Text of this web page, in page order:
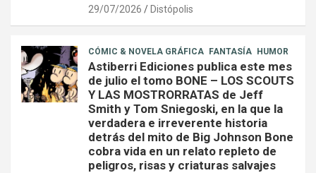
29/07/2026 Distópolis
CÓMIC & NOVELA GRÁFICA FANTASÍA HUMOR
Astiberri Ediciones publica este mes
de julio el tomo BONE – LOS SCOUTS
Y LAS MOSTRORRATAS de Jeff
Smith y Tom Sniegoski, en la que la
verdadera e irreverente historia
detrás del mito de Big Johnson Bone
cobra vida en un relato repleto de
peligros, risas y criaturas salvajes